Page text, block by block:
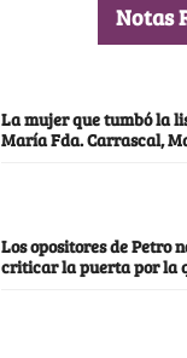
Notas
La mujer que tumbó la
María Fda. Carrascal,
Los opositores de Petro
criticar la puerta por la